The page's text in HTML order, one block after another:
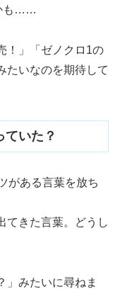
も……
！」「ゼノクロ1の
たいなのを期待して
ていた？
がある言葉を放ち
てきた言葉。どうし
」みたいに尋ねま